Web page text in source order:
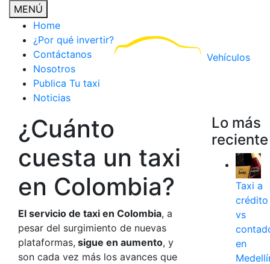
MENÚ
Home
¿Por qué invertir?
Contáctanos
Nosotros
Publica Tu taxi
Noticias
Vehículos
¿Cuánto
cuesta un taxi
en Colombia?
El servicio de taxi en Colombia, a
pesar del surgimiento de nuevas
plataformas, sigue en aumento, y
son cada vez más los avances que
Lo más
reciente
Taxi a
crédito
vs
en